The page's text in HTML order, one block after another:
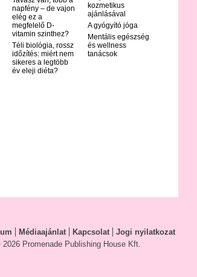
napfény – de vajon
elég ez a
megfelelő D-
vitamin szinthez?
Téli biológia, rossz
időzítés: miért nem
sikeres a legtöbb
év eleji diéta?
kozmetikus
ajánlásával
A gyógyító jóga
Mentális egészség
és wellness
tanácsok
Médiaajánlat Kapcsolat
Jogi nyilatkozat
Promenade Publishing House Kft.